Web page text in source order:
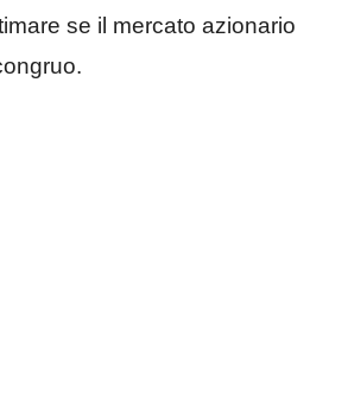
se il mercato azionario